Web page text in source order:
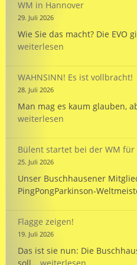
PARKINSON’S
Passport
WM in Hannover
29. Juli 2026
Wie Sie das macht? Die EVO
weiterlesen
WAHNSINN! Es ist vollbracht!
28. Juli 2026
Man mag es kaum glauben,
weiterlesen
Bülent startet bei der WM für
25. Juli 2026
Unser Buschhausener
PingPongParkinson-
Flagge zeigen!
19. Juli 2026
Das ist sie nun: Die
Flagge